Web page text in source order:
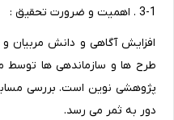
3-1 . اهمیت و ضرورت تحقیق :
افزایش آگاهی و دانش مربیان
طرح ها و سازماندهی ها توسط
پژوهشی نوین است. بررسی
دور به ثمر می رسد.